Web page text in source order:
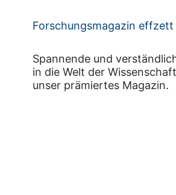
Forschungsmagazin effzett
Spannende und
in die Welt der
unser prämiertes Magazin.